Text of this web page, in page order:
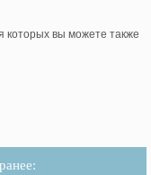
которых вы можете также